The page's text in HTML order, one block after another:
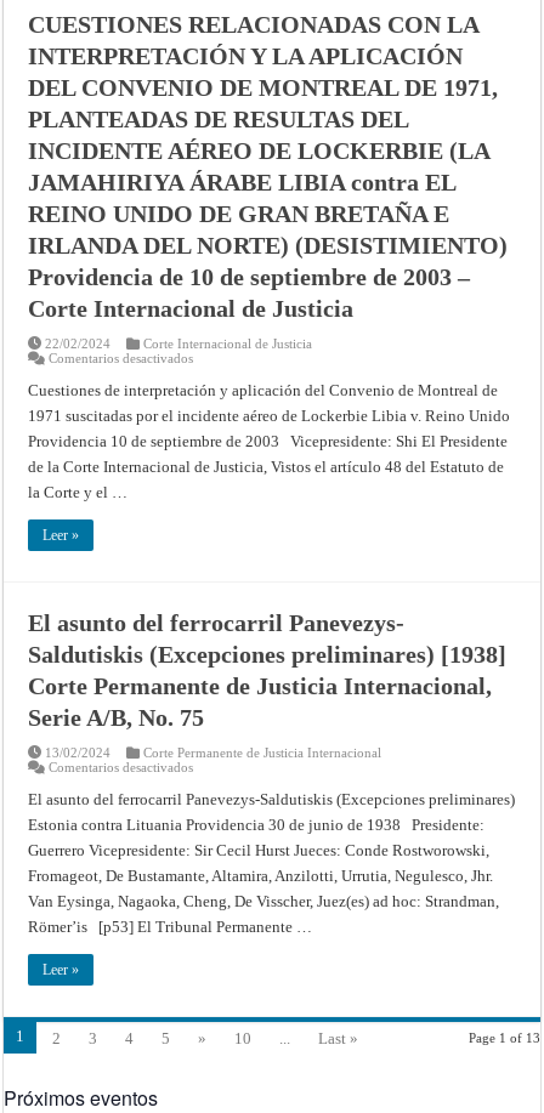
DEL
INCIDENTE
AÉREO
DE
LOCKERBIE
(LA
ÁRABE
LIBIA
contra
ESTADOS
UNIDOS
DE
AMÉ
RICA)
(DESISTIMIENTO)
–
Providencia
10
septiembre
de
–
Corte
Internacional
Justicia
CUESTIONES RELACIONADAS CON LA
INTERPRETACIÓN Y LA APLICACIÓN
DEL CONVENIO DE MONTREAL DE 1971,
PLANTEADAS DE RESULTAS DEL
INCIDENTE AÉREO DE LOCKERBIE (LA
JAMAHIRIYA ÁRABE LIBIA contra EL
REINO UNIDO DE GRAN BRETAÑA E
IRLANDA DEL NORTE) (DESISTIMIENTO)
Providencia de 10 de septiembre de 2003 –
Corte Internacional de Justicia
22/02/2024
Corte Internacional de Justicia
Comentarios desactivadosen
RELACIONADAS
CON
LA
Y
LA
APLICACIÓN
DEL
INCIDENTE
AÉREO
DE
LOCKERBIE
(LA
ÁRABE
contra
EL
UNIDO
DE
GRAN
E
DEL
NORTE)
(DESISTIMIENTO)
Providencia
–
Corte
Cuestiones de interpretación y aplicación del Convenio de Montreal de
1971 suscitadas por el incidente aéreo de Lockerbie Libia v. Reino Unido
Providencia 10 de septiembre de 2003 Vicepresidente: Shi El Presidente
de la Corte Internacional de Justicia, Vistos el artículo 48 del Estatuto de
la Corte y el …
Leer »
El asunto del ferrocarril Panevezys-
Saldutiskis (Excepciones preliminares) [1938]
Corte Permanente de Justicia Internacional,
Serie A/B, No. 75
13/02/2024
Corte Permanente de Justicia Internacional
Comentarios desactivadosen
asunto
del
ferrocarril
Saldutiskis
(Excepciones
preliminares)
[1938]
Corte
Permanente
El asunto del ferrocarril Panevezys-Saldutiskis (Excepciones preliminares)
Estonia contra Lituania Providencia 30 de junio de 1938 Presidente:
Guerrero Vicepresidente: Sir Cecil Hurst Jueces: Conde Rostworowski,
Fromageot, De Bustamante, Altamira, Anzilotti, Urrutia, Negulesco, Jhr.
Van Eysinga, Nagaoka, Cheng, De Visscher, Juez(es) ad hoc: Strandman,
Römer’is [p53] El Tribunal Permanente …
Leer »
Page 1 of 13
1 2 3 4 5 » 10 Last »
Próximos eventos